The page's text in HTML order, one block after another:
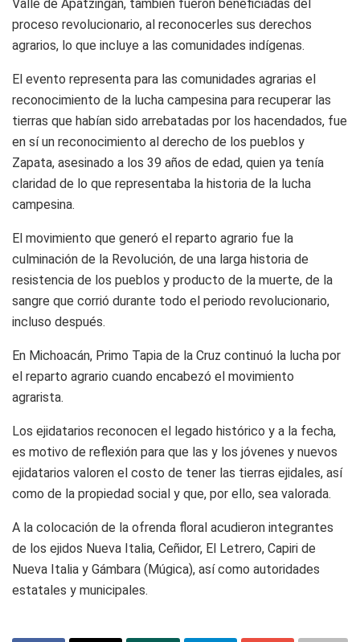
Valle de Apatzingán, también fueron beneficiadas del
proceso revolucionario, al reconocerles sus derechos
agrarios, lo que incluye a las comunidades indígenas.
El evento representa para las comunidades agrarias el
reconocimiento de la lucha campesina para recuperar las
tierras que habían sido arrebatadas por los hacendados, fue
en sí un reconocimiento al derecho de los pueblos y
Zapata, asesinado a los 39 años de edad, quien ya tenía
claridad de lo que representaba la historia de la lucha
campesina.
El movimiento que generó el reparto agrario fue la
culminación de la Revolución, de una larga historia de
resistencia de los pueblos y producto de la muerte, de la
sangre que corrió durante todo el periodo revolucionario,
incluso después.
En Michoacán, Primo Tapia de la Cruz continuó la lucha por
el reparto agrario cuando encabezó el movimiento
agrarista.
Los ejidatarios reconocen el legado histórico y a la fecha,
es motivo de reflexión para que las y los jóvenes y nuevos
ejidatarios valoren el costo de tener las tierras ejidales, así
como de la propiedad social y que, por ello, sea valorada.
A la colocación de la ofrenda floral acudieron integrantes
de los ejidos Nueva Italia, Ceñidor, El Letrero, Capiri de
Nueva Italia y Gámbara (Múgica), así como autoridades
estatales y municipales.